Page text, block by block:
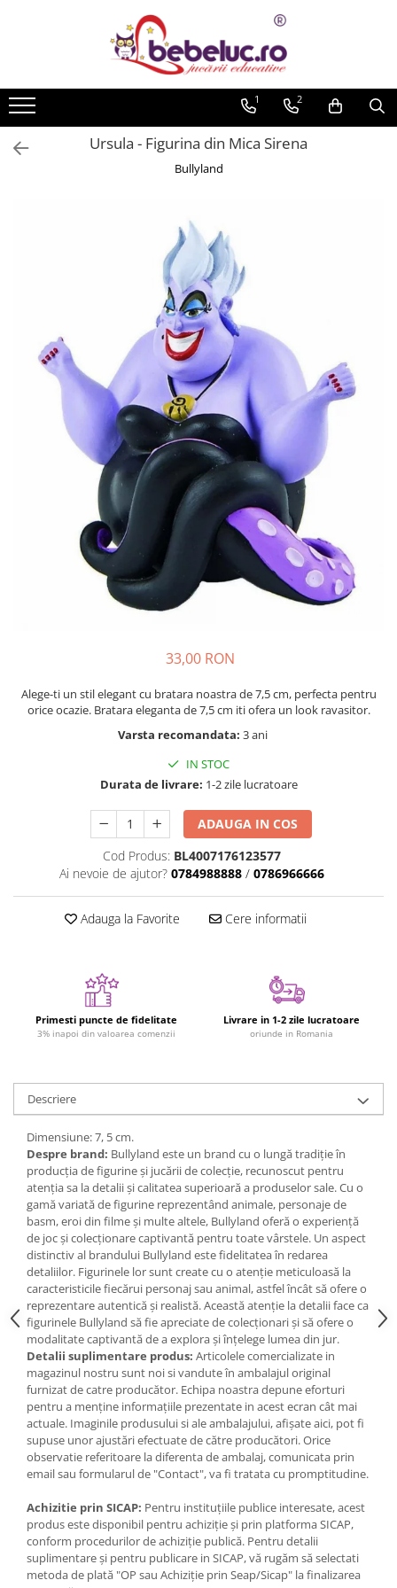
Toate Produsele
Jucarii pe varste
Jucarii educative
Set constructie copii
Seturi Experimente pentru copii
Lucru manual copii
Plastilina
Seturi de desen
Seturi de pictura pentru copii
Tatuaje Copii
Nisip kinetic
Jucarii interactive
Proiector pentru copii
Instrumente muzicale pentru copii
Caruseluri muzicale
Banc de lucru pentru copii
Casa de papusi
Costum Halloween Copii
Animale de jucarie
Jucarii cu Dinozauri
Figurine cu animale domestice
Jucarii Montessori
Jucarii cu alfabet
Jucarii cu cifre
Seturi Numberblocks
Puzzle-uri
Puzzle clasic
Puzzle incastru
Puzzle de podea
IQ puzzle
Jucarii bebelusi
Jucarii de baie
Zornaitoare
Jucarii dentitie
Jucarii senzoriale
Jucarii motrice pentru bebelusi
Saltele de activitati pentru bebe
Jucarii de sortat
Jucarii muzicale bebelusi
Puzzle bebelusi
Jocuri educative
Jocuri STEM
Jocuri Magnetice
Jocuri de societate
Jocuri de logica
1 2
Ursula - Figurina din Mica Sirena
Bullyland
33,00 RON
Alege-ti un stil elegant cu bratara noastra de 7,5 cm, perfecta pentru
orice ocazie. Bratara eleganta de 7,5 cm iti ofera un look ravasitor.
Varsta recomandata: 3 ani
IN STOC
Durata de livrare: 1-2 zile lucratoare
ADAUGA IN COS
Cod Produs: BL4007176123577
Ai nevoie de ajutor? 0784988888 / 0786966666
Adauga la Favorite Cere informatii
Primesti puncte de fidelitate
3% inapoi din valoarea comenzii
Livrare in 1-2 zile lucratoare
oriunde in Romania
Descriere
Dimensiune: 7, 5 cm.
Despre brand: Bullyland este un brand cu o lungă tradiție în
producția de figurine și jucării de colecție, recunoscut pentru
atenția sa la detalii și calitatea superioară a produselor sale. Cu o
gamă variată de figurine reprezentând animale, personaje de
basm, eroi din filme și multe altele, Bullyland oferă o experiență
de joc și colecționare captivantă pentru toate vârstele. Un aspect
distinctiv al brandului Bullyland este fidelitatea în redarea
detaliilor. Figurinele lor sunt create cu o atenție meticuloasă la
caracteristicile fiecărui personaj sau animal, astfel încât să ofere o
reprezentare autentică și realistă. Această atenție la detalii face ca
figurinele Bullyland să fie apreciate de colecționari și să ofere o
modalitate captivantă de a explora și înțelege lumea din jur.
Detalii suplimentare produs: Articolele comercializate in
magazinul nostru sunt noi si vandute în ambalajul original
furnizat de catre producător. Echipa noastra depune eforturi
pentru a menține informațiile prezentate in acest ecran cât mai
actuale. Imaginile produsului si ale ambalajului, afișate aici, pot fi
supuse unor ajustări efectuate de către producători. Orice
observatie referitoare la diferenta de ambalaj, comunicata prin
email sau formularul de "Contact", va fi tratata cu promptitudine.
Achizitie prin SICAP: Pentru instituțiile publice interesate, acest
produs este disponibil pentru achiziție și prin platforma SICAP,
conform procedurilor de achiziție publică. Pentru detalii
suplimentare și pentru publicare in SICAP, vă rugăm să selectati
metoda de plată "OP sau Achiziție prin Seap/Sicap" la finalizarea